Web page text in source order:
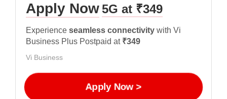
Apply Now5G at ₹349
Experience seamless connectivity with Vi
Business Plus Postpaid at ₹349
Vi Business
Apply Now >